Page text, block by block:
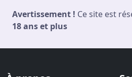
Avertissement ! Ce site est
18 ans et plus